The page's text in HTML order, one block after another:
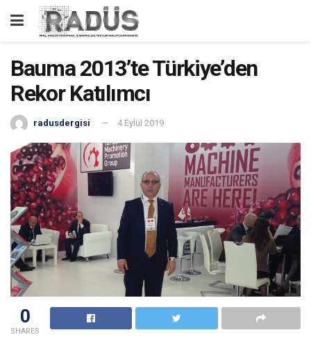
Bauma 2013’te Türkiye’den
Rekor Katılımcı
radusdergisi 4 Eylül 2019
0
SHARES